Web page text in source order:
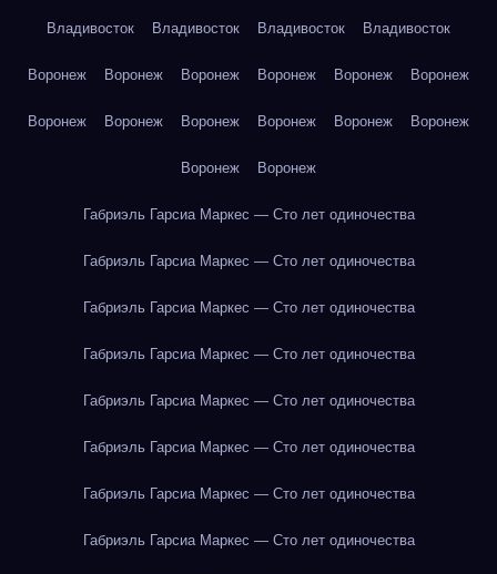
Владивосток Владивосток Владивосток Владивосток
Воронеж Воронеж Воронеж Воронеж Воронеж Воронеж
Воронеж Воронеж Воронеж Воронеж Воронеж Воронеж
Воронеж Воронеж
Габриэль Гарсиа Маркес — Сто лет одиночества
Габриэль Гарсиа Маркес — Сто лет одиночества
Габриэль Гарсиа Маркес — Сто лет одиночества
Габриэль Гарсиа Маркес — Сто лет одиночества
Габриэль Гарсиа Маркес — Сто лет одиночества
Габриэль Гарсиа Маркес — Сто лет одиночества
Габриэль Гарсиа Маркес — Сто лет одиночества
Габриэль Гарсиа Маркес — Сто лет одиночества